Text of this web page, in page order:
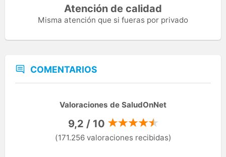
Atención de calidad
Misma atención que si fueras por privado
COMENTARIOS
Valoraciones de SaludOnNet
9,2 / 10
(171.256 valoraciones recibidas)